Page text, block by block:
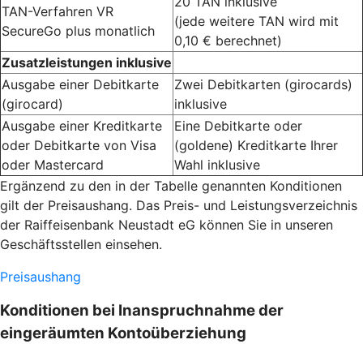
TAN-Verfahren VR
SecureGo plus monatlich
(jede weitere TAN wird mit
0,10 € berechnet)
Zusatzleistungen inklusive
Ausgabe einer Debitkarte
(girocard)
Zwei Debitkarten (girocards)
inklusive
Ausgabe einer Kreditkarte
oder Debitkarte von Visa
oder Mastercard
Eine Debitkarte oder
(goldene) Kreditkarte Ihrer
Wahl inklusive
Ergänzend zu den in der Tabelle genannten Konditionen
gilt der Preisaushang. Das Preis- und Leistungsverzeichnis
der Raiffeisenbank Neustadt eG können Sie in unseren
Geschäftsstellen einsehen.
Preisaushang
Konditionen bei Inanspruchnahme der
eingeräumten Kontoüberziehung